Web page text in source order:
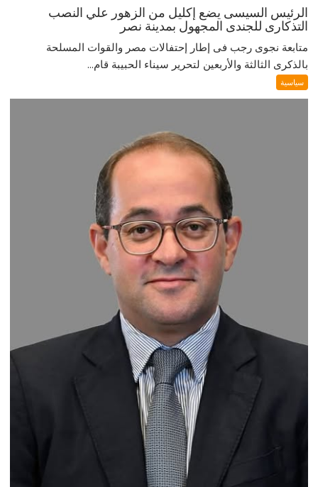
الرئيس السيسى يضع إكليل من الزهور علي النصب
التذكارى للجندى المجهول بمدينة نصر
متابعة نجوى رجب فى إطار إحتفالات مصر والقوات المسلحة
بالذكرى الثالثة والأربعين لتحرير سيناء الحبيبة قام...
سياسية